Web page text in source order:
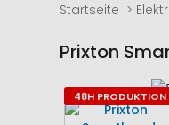
Startseite
Prixton
Zum
Ende
Zum
Anfang
48H PRODUKTION